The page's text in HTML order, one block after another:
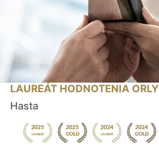
LAUREÁT HODNOTENIA ORLY
Hasta